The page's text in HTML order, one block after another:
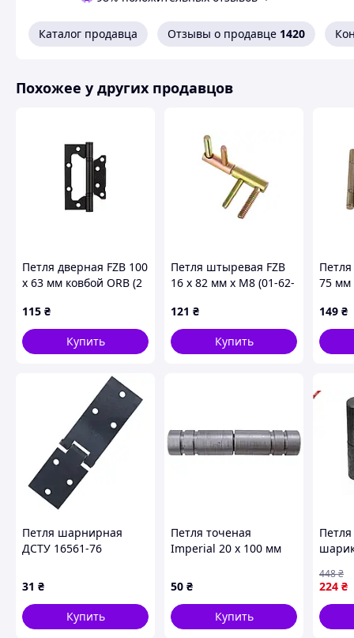
Каталог продавца Отзывы о продавце 1420
Похожее у других продавцов
Петля дверная FZB 100
x 63 мм ковбой ORB (2
115 ₴
Купить
Петля штыревая FZB
16 x 82 мм x М8 (01-62-
121 ₴
Купить
Петля
75 мм
149 ₴
Петля шарнирная
ДСТУ 16561-76
31 ₴
Купить
Петля точеная
Imperial 20 x 100 мм
50 ₴
Купить
224 ₴
448₴